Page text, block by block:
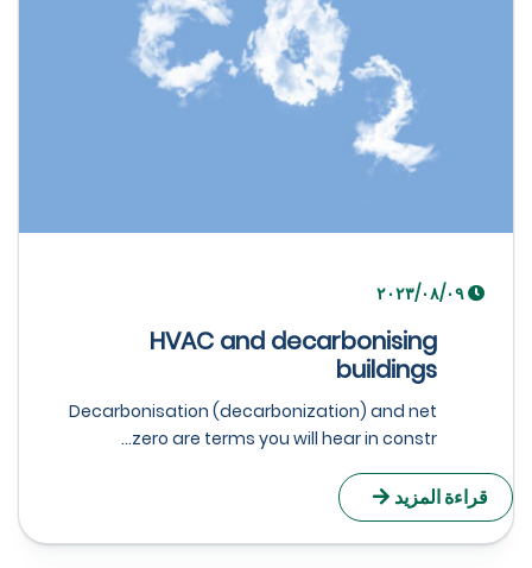
HVAC and decarbonising
buildings
Decarbonisation (decarbonization) and net
zero are terms you will hear in constr...
قراءة المزيد